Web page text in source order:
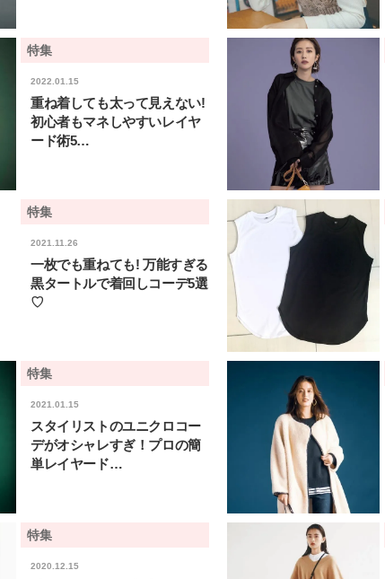
特集
2022.01.15
重ね着しても太って見えない!
初心者もマネしやすいレイヤ
ード術5…
特集
2021.11.26
一枚でも重ねても! 万能すぎる
黒タートルで着回しコーデ5選
♡
特集
2021.01.15
スタイリストのユニクロコー
デがオシャレすぎ！プロの簡
単レイヤード…
特集
2020.12.15
【J’s Picks】ブランドまとめて愛
用中！ J-GIRL有田叶“鉄壁の相
棒”〈ビューティ＆ファッション
【JJ専属モデルの素顔】ビューテ
ィ大好き！ 松川 星のお気に入り
コスメをCHECK
2025.12.16
BEAUTY
【J’s Picks】J-GIRL早坂萌香の
徹底した日焼けケア！ でも、いち
ばん大切なのは…〈ビューティ＆
ファッション夏の必需品〉